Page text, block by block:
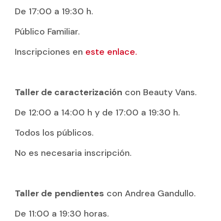
De 17:00 a 19:30 h.
Público Familiar.
Inscripciones en este enlace.
Taller de caracterización con Beauty Vans.
De 12:00 a 14:00 h y de 17:00 a 19:30 h.
Todos los públicos.
No es necesaria inscripción.
Taller de pendientes con Andrea Gandullo.
De 11:00 a 19:30 horas.